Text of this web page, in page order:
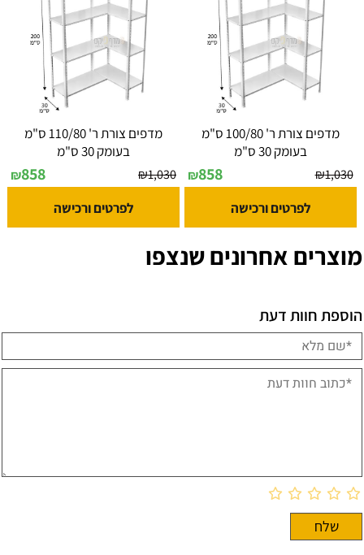
מדפים צורת ר' 100/80 ס"מ
בעומק 30 ס"מ
₪1,030
₪858
לפרטים ורכישה
מדפים צורת ר' 110/80 ס"מ
בעומק 30 ס"מ
₪1,030
₪858
לפרטים ורכישה
מוצרים אחרונים שנצפו
הוספת חוות דעת